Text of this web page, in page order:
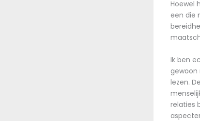
Hoewel
een die
Ik ben
gewoon
lezen.
relaties